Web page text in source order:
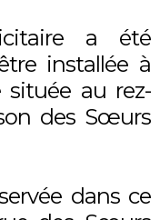
a été
installée à
située au rez-
des Sœurs
dans ce